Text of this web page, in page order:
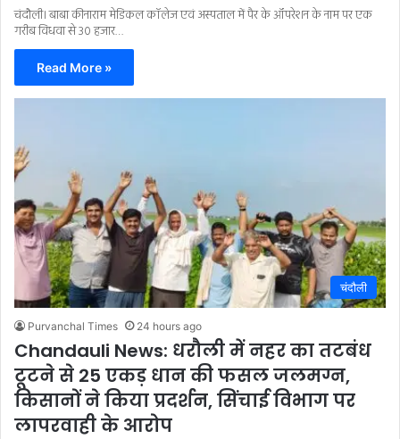
चंदौली। बाबा कीनाराम मेडिकल कॉलेज एवं अस्पताल में पैर के ऑपरेशन के नाम पर एक
गरीब विधवा से 30 हजार…
Read More »
चंदौली
Purvanchal Times 24 hours ago
Chandauli News: धरौली में नहर का तटबंध
टूटने से 25 एकड़ धान की फसल जलमग्न,
किसानों ने किया प्रदर्शन, सिंचाई विभाग पर
लापरवाही के आरोप